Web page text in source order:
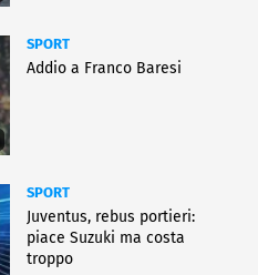
SPORT
Addio a Franco Baresi
SPORT
Juventus, rebus portieri:
piace Suzuki ma costa
troppo